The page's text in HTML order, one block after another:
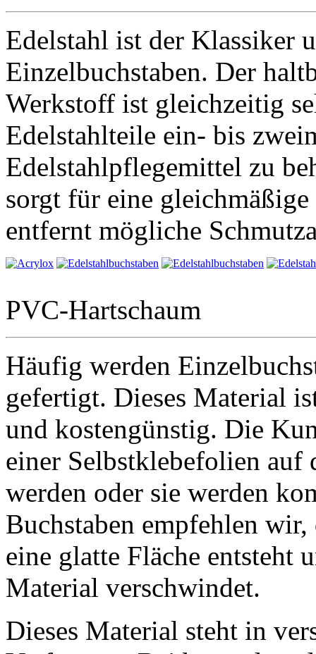
Edelstahl ist der Klassiker
Einzelbuchstaben. Der
Werkstoff ist gleichzeitig
Edelstahlteile ein- bis
Edelstahlpflegemittel zu
sorgt für eine
entfernt mögliche
PVC-Hartschaum
Häufig werden
gefertigt. Dieses Material
und kostengünstig. Die
einer Selbstklebefolien auf
werden oder sie werden
Buchstaben empfehlen
eine glatte Fläche entsteht
Material verschwindet.
Dieses Material steht in